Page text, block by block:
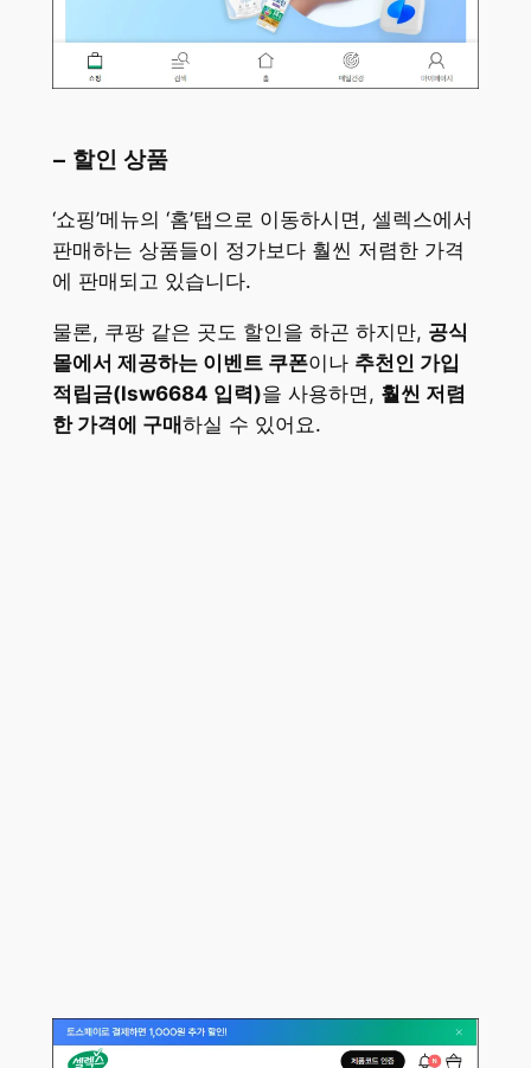
– 할인 상품
‘쇼핑’메뉴의 ‘홈’탭으로 이동하시면, 셀렉스에서
판매하는 상품들이 정가보다 훨씬 저렴한 가격
에 판매되고 있습니다.
물론, 쿠팡 같은 곳도 할인을 하곤 하지만, 공식
몰에서 제공하는 이벤트 쿠폰이나 추천인 가입
적립금(lsw6684 입력)을 사용하면, 훨씬 저렴
한 가격에 구매하실 수 있어요.